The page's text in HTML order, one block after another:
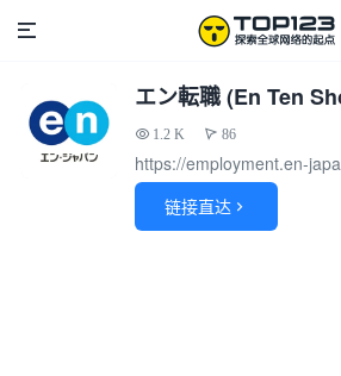
エン転職 (En Ten
1.2 K 86
https://employment.en-
链接直达 